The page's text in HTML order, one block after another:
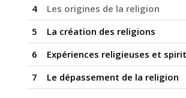
4
Les origines de la religion
5
La création des religions
6
Expériences religieuses et
7
Le dépassement de la religion